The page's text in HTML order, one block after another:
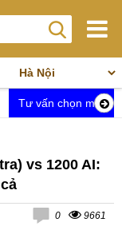
Tư vấn chọn mua
vs 1200 AI:
0 9661